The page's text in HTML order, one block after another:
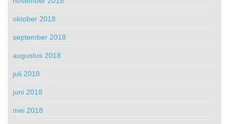
oktober 2018
september 2018
augustus 2018
juli 2018
juni 2018
mei 2018